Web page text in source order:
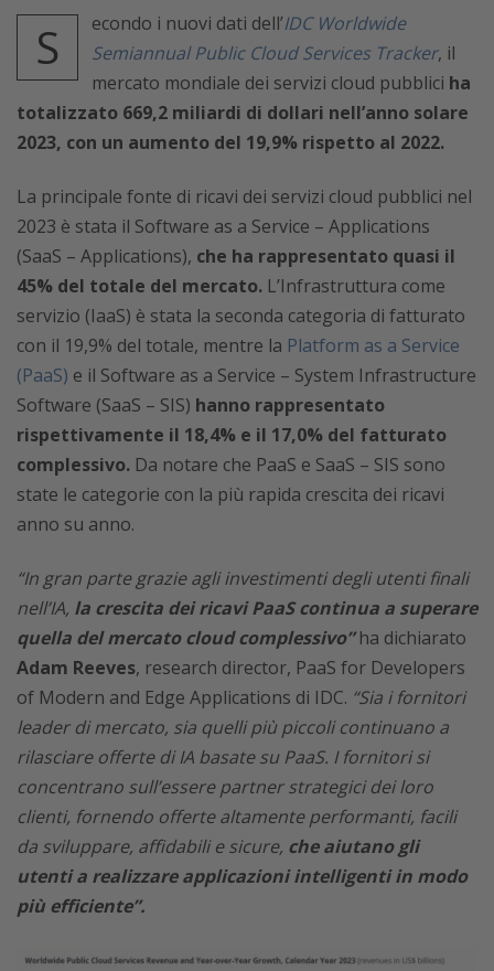
S econdo i nuovi dati dell’IDC Worldwide
Semiannual Public Cloud Services Tracker, il
mercato mondiale dei servizi cloud pubblici ha
totalizzato 669,2 miliardi di dollari nell’anno solare
2023, con un aumento del 19,9% rispetto al 2022.
La principale fonte di ricavi dei servizi cloud pubblici nel
2023 è stata il Software as a Service – Applications
(SaaS – Applications), che ha rappresentato quasi il
45% del totale del mercato. L’Infrastruttura come
servizio (IaaS) è stata la seconda categoria di fatturato
con il 19,9% del totale, mentre la Platform as a Service
(PaaS) e il Software as a Service – System Infrastructure
Software (SaaS – SIS) hanno rappresentato
rispettivamente il 18,4% e il 17,0% del fatturato
complessivo. Da notare che PaaS e SaaS – SIS sono
state le categorie con la più rapida crescita dei ricavi
anno su anno.
“In gran parte grazie agli investimenti degli utenti finali
nell’IA, la crescita dei ricavi PaaS continua a superare
quella del mercato cloud complessivo”ha dichiarato
Adam Reeves, research director, PaaS for Developers
of Modern and Edge Applications di IDC. “Sia i fornitori
leader di mercato, sia quelli più piccoli continuano a
rilasciare offerte di IA basate su PaaS. I fornitori si
concentrano sull’essere partner strategici dei loro
clienti, fornendo offerte altamente performanti, facili
da sviluppare, affidabili e sicure, che aiutano gli
utenti a realizzare applicazioni intelligenti in modo
più efficiente”.